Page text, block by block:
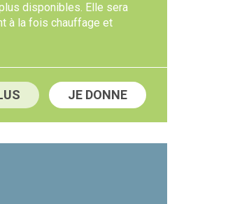
disponibles. Elle sera
à la fois chauffage et
JE DONNE